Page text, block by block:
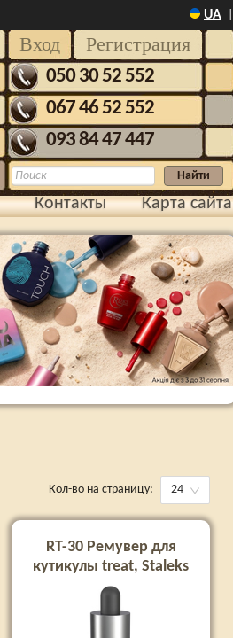
UA
Регистрация
Вход
050 30 52 552
067 46 52 552
093 84 47 447
Контакты Карта сайта
Кол-во на страницу: 24
RT-30 Ремувер для
кутикулы treat, Staleks
PRO, 30 мл